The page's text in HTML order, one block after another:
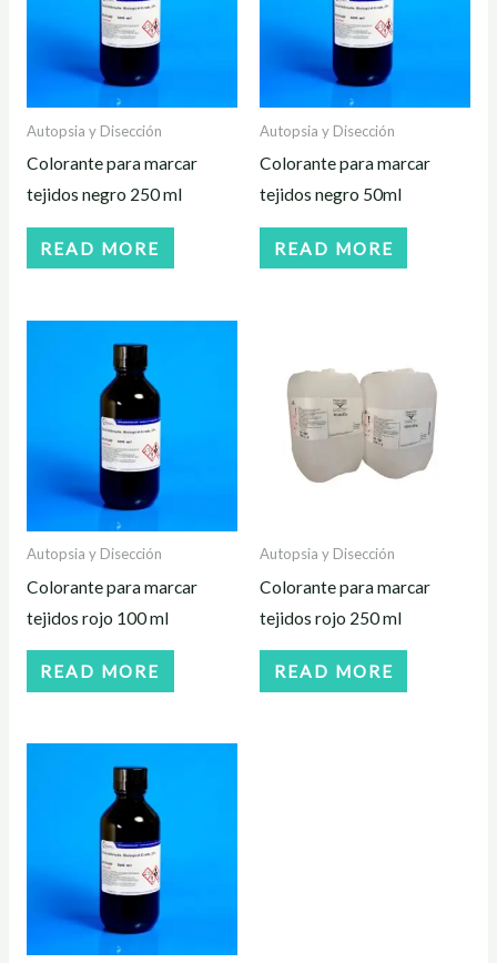
Autopsia y Disección
Colorante para marcar
tejidos negro 250 ml
READ MORE
Autopsia y Disección
Colorante para marcar
tejidos negro 50ml
READ MORE
Autopsia y Disección
Colorante para marcar
tejidos rojo 100 ml
READ MORE
Autopsia y Disección
Colorante para marcar
tejidos rojo 250 ml
READ MORE